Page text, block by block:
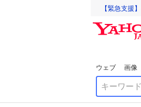
【緊急支援
ウェブ 画像